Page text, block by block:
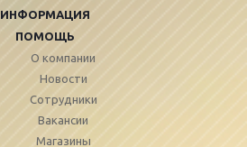
ИНФОРМАЦИЯ
ПОМОЩЬ
О компании
Новости
Сотрудники
Вакансии
Магазины